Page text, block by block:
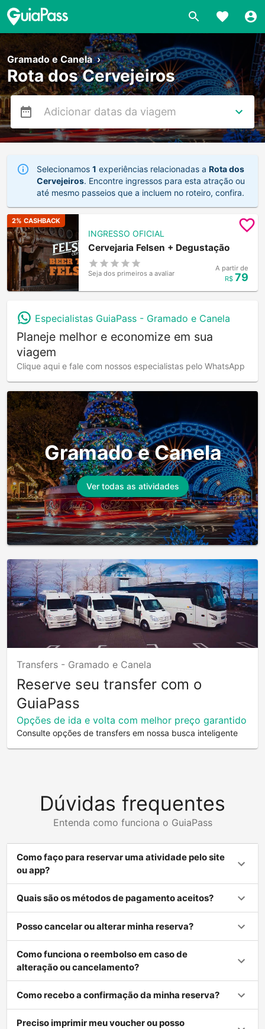
Gramado e Canela ›
Rota dos Cervejeiros
Selecionamos 1 experiências relacionadas a Rota dos
Cervejeiros. Encontre ingressos para esta atração ou
até mesmo passeios que a incluem no roteiro, confira.
2% CASHBACK
INGRESSO OFICIAL
Cervejaria Felsen + Degustação
Seja dos primeiros a avaliar
A partir de
R$ 79
Especialistas GuiaPass - Gramado e Canela
Planeje melhor e economize em sua
viagem
Clique aqui e fale com nossos especialistas pelo WhatsApp
Gramado e Canela
Ver todas as atividades
Transfers - Gramado e Canela
Reserve seu transfer com o
GuiaPass
Opções de ida e volta com melhor preço garantido
Consulte opções de transfers em nossa busca inteligente
Dúvidas frequentes
Entenda como funciona o GuiaPass
Como faço para reservar uma atividade pelo site
ou app?
Quais são os métodos de pagamento aceitos?
Posso cancelar ou alterar minha reserva?
Como funciona o reembolso em caso de
alteração ou cancelamento?
Como recebo a confirmação da minha reserva?
Preciso imprimir meu voucher ou posso